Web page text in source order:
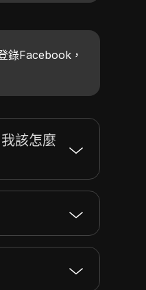
錄Facebook，
該怎麼